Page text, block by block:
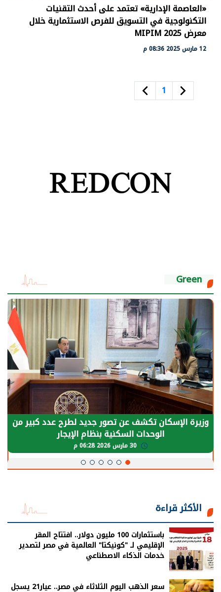
«العاصمة الإدارية» تعتمد على أحدث التقنيات
التكنولوجية في التسويق للفرص الاستثمارية خلال
معرض MIPIM 2025
12 مارس 2025 08:36 م
1
Green
وزيرة الإسكان تكشف عن تصور جديد لطرح عدد كبير من
الوحدات السكنية بنظام الإيجار
الأكثر قراءة
باستثمارات 100 مليون دولار.. افتتاح المقر
الإقليمي لـ "كونيكتا" العالمية في مصر لتصدير
خدمات الذكاء الاصطناعي
سعر الذهب اليوم الثلاثاء في مصر.. عيار21 يسجل